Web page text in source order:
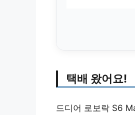
택배 왔어요!
드디어 로보락 S6